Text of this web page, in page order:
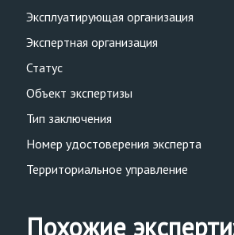
Эксплуатирующая организация
Экспертная организация
Статус
Объект экспертизы
Тип заключения
Номер удостоверения эксперта
Территориальное управление
Похожие